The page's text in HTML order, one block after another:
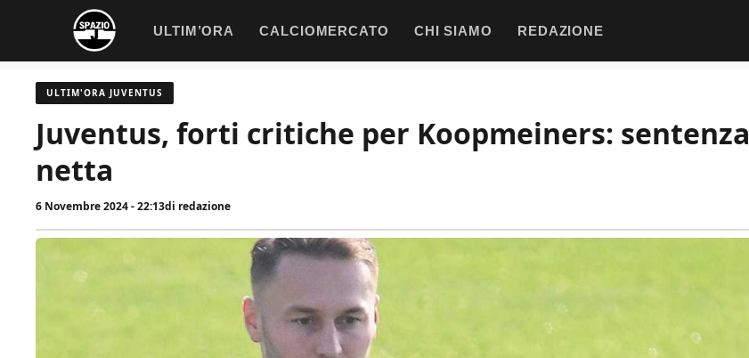
contenuto
ULTIM’ORA CALCIOMERCATO CHI SIAMO REDAZIONE
ULTIM'ORA JUVENTUS
Juventus, forti critiche per Koopmeiners: sentenza
netta
6 Novembre 2024 - 22:13di redazione